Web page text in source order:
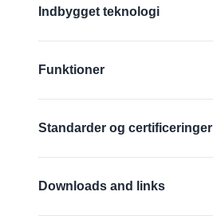
Indbygget teknologi
Funktioner
Standarder og certificeringer
Downloads and links